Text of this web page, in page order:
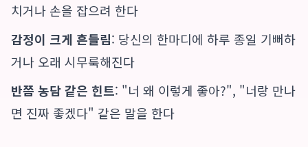
치거나 손을 잡으려 한다
감정이 크게 흔들림: 당신의 한마디에 하루 종일 기뻐하
거나 오래 시무룩해진다
반쯤 농담 같은 힌트: "너 왜 이렇게 좋아?", "너랑 만나
면 진짜 좋겠다" 같은 말을 한다